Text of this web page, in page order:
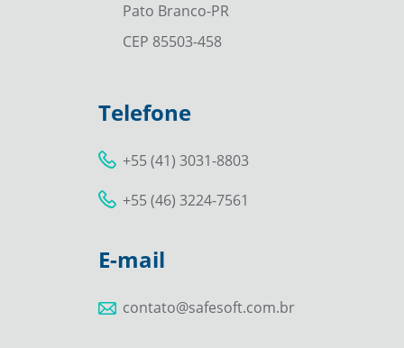
Pato Branco-PR
CEP 85503-458
Telefone
+55 (41) 3031-8803
+55 (46) 3224-7561
E-mail
contato@safesoft.com.br